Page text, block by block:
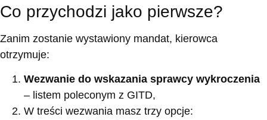
Co przychodzi jako pierwsze?
Zanim zostanie wystawiony mandat, kierowca
otrzymuje:
Wezwanie do wskazania sprawcy wykroczenia
– listem poleconym z GITD,
W treści wezwania masz trzy opcje: